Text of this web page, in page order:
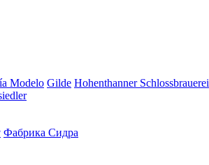
Modelo Gilde Hohenthanner Schlossbrauerei
Фабрика Сидра